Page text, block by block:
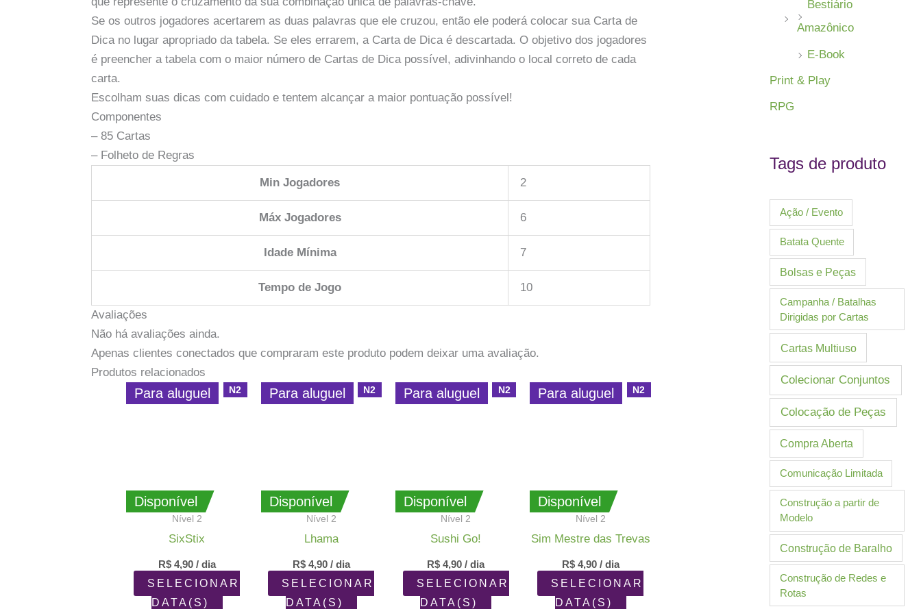
Se os outros jogadores acertarem as duas palavras que ele cruzou, então ele poderá colocar sua Carta de
Dica no lugar apropriado da tabela. Se eles errarem, a Carta de Dica é descartada. O objetivo dos jogadores
é preencher a tabela com o maior número de Cartas de Dica possível, adivinhando o local correto de cada
carta.
Escolham suas dicas com cuidado e tentem alcançar a maior pontuação possível!
Componentes
– 85 Cartas
– Folheto de Regras
Min Jogadores 2
Máx Jogadores 6
Idade Mínima 7
Tempo de Jogo 10
Avaliações
Não há avaliações ainda.
Apenas clientes conectados que compraram este produto podem deixar uma avaliação.
Produtos relacionados
Disponível
Para aluguel N2
Nível 2
SixStix
R$4,90/ dia
SELECIONAR
DATA(S)
Disponível
Para aluguel N2
Nível 2
Lhama
R$4,90/ dia
SELECIONAR
DATA(S)
Disponível
Para aluguel N2
Nível 2
Sushi Go!
R$ 4,90 / dia
SELECIONAR
DATA(S)
Disponível
Para aluguel N2
Nível 2
Sim Mestre das Trevas
R$4,90/ dia
SELECIONAR
DATA(S)
Bestiário
Amazônico
E-Book
Print & Play
RPG
Tags de produto
Ação / Evento
Batata Quente
Bolsas e Peças
Campanha / Batalhas
Dirigidas por Cartas
Cartas Multiuso
Colecionar Conjuntos
Colocação de Peças
Compra Aberta
Comunicação Limitada
Construção a partir de
Modelo
Construção de Baralho
Construção de Redes e
Rotas